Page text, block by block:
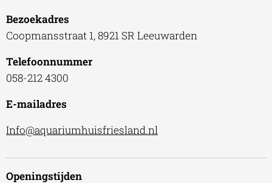
Bezoekadres
Coopmansstraat 1, 8921 SR Leeuwarden
Telefoonnummer
058-212 4300
E-mailadres
Info@aquariumhuisfriesland.nl
Openingstijden